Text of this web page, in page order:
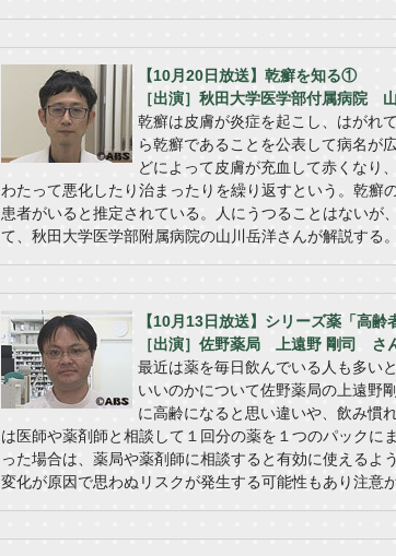
【10月20日放送】乾癬を知る①
［出演］秋田大学医学部付属病院
乾癬は皮膚が炎症を起こし、はがれ
ら乾癬であることを公表して病名が
どによって皮膚が充血して赤くなり
わたって悪化したり治まったりを繰り返すという。乾
患者がいると推定されている。人にうつることはない
て、秋田大学医学部附属病院の山川岳洋さんが解説する。
【10月13日放送】シリーズ薬「高齢
［出演］佐野薬局 上遠野 剛司 さ
最近は薬を毎日飲んでいる人も多い
いいのかについて佐野薬局の上遠野
に高齢になると思い違いや、飲み慣
は医師や薬剤師と相談して１回分の薬を１つのパック
った場合は、薬局や薬剤師に相談すると有効に使える
変化が原因で思わぬリスクが発生する可能性もあり注意が